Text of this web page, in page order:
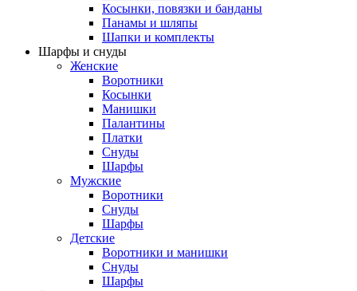
Косынки, повязки и банданы
Панамы и шляпы
Шапки и комплекты
Шарфы и снуды
Женские
Воротники
Косынки
Манишки
Палантины
Платки
Снуды
Шарфы
Мужские
Воротники
Снуды
Шарфы
Детские
Воротники и манишки
Снуды
Шарфы